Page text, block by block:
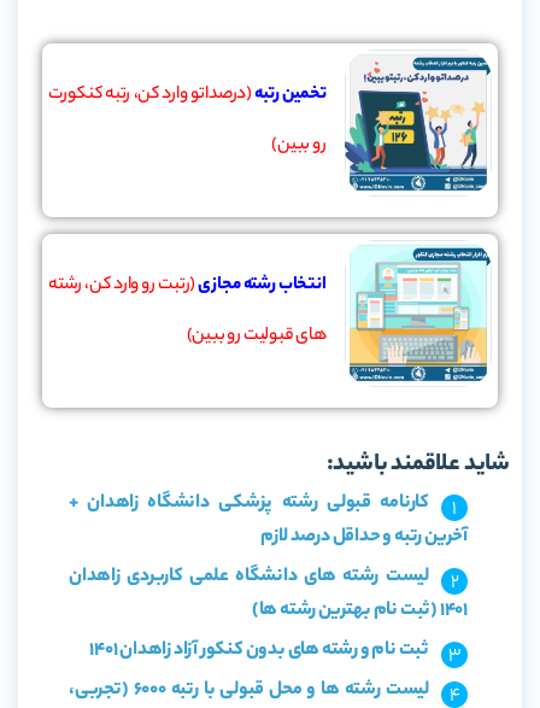
تخمین رتبه(درصداتو وارد کن، رتبه کنکورت
رو ببین)
انتخاب رشته مجازی(رتبت رو وارد کن، رشته
های قبولیت رو ببین)
شاید علاقمند باشید:
کارنامه قبولی رشته پزشکی دانشگاه زاهدان +
آخرین رتبه و حداقل درصد لازم
لیست رشته های دانشگاه علمی کاربردی زاهدان
1401 (ثبت نام بهترین رشته ها)
ثبت نام و رشته های بدون کنکور آزاد زاهدان 1401
لیست رشته ها و محل قبولی با رتبه 6000 (تجربی،